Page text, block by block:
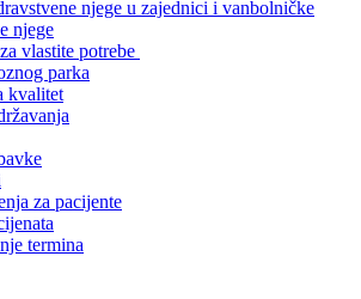
njege u zajednici i vanbolničke
njege
vlastite potrebe
parka
kvalitet
za pacijente
termina